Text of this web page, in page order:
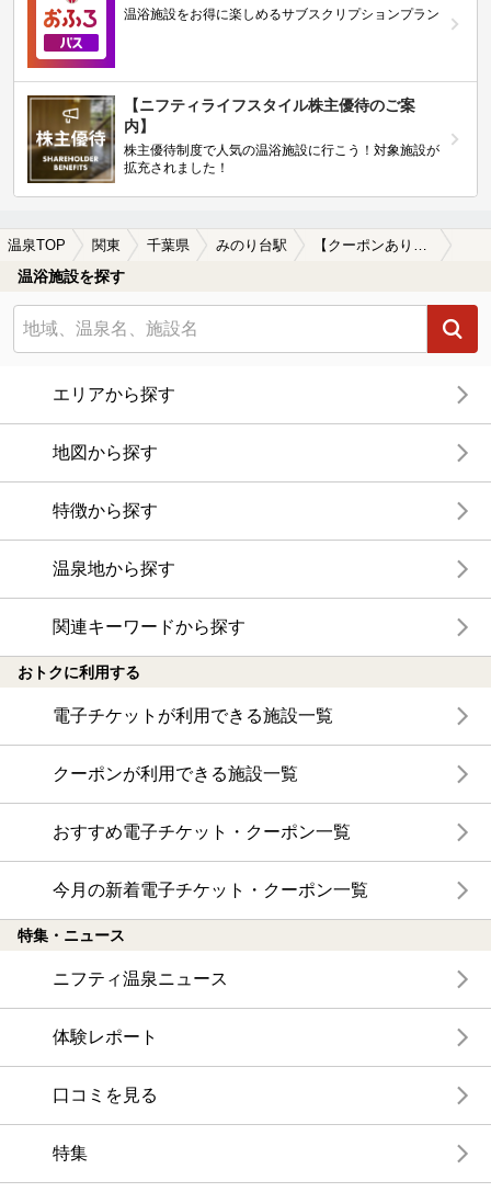
温浴施設をお得に楽しめるサブスクリプションプラン
【ニフティライフスタイル株主優待のご案
内】
株主優待制度で人気の温浴施設に行こう！対象施設が
拡充されました！
温泉TOP 関東 千葉県 みのり台駅
温浴施設を探す
エリアから探す
地図から探す
特徴から探す
温泉地から探す
関連キーワードから探す
おトクに利用する
電子チケットが利用できる施設一覧
クーポンが利用できる施設一覧
おすすめ電子チケット・クーポン一覧
今月の新着電子チケット・クーポン一覧
特集・ニュース
ニフティ温泉ニュース
体験レポート
口コミを見る
特集